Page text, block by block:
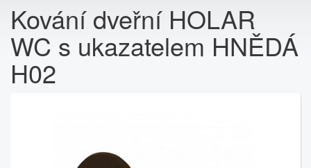
Kování dveřní HOLAR
WC s ukazatelem HNĚDÁ
H02